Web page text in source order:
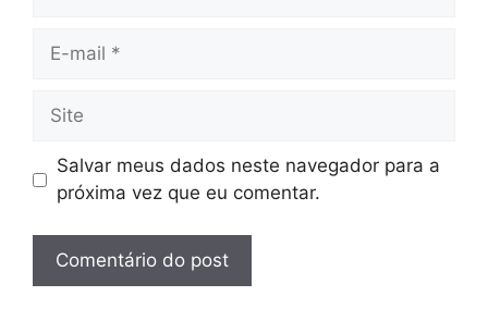
Site
Salvar meus dados neste navegador para a
próxima vez que eu comentar.